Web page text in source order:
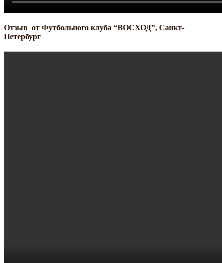
Отзыв от Футбольного клуба “ВОСХОД”, Санкт-
Петербург